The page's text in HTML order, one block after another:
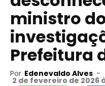
ministro
Prefeitura
Por Edenevaldo Alves -
2 de fevereiro de 2026